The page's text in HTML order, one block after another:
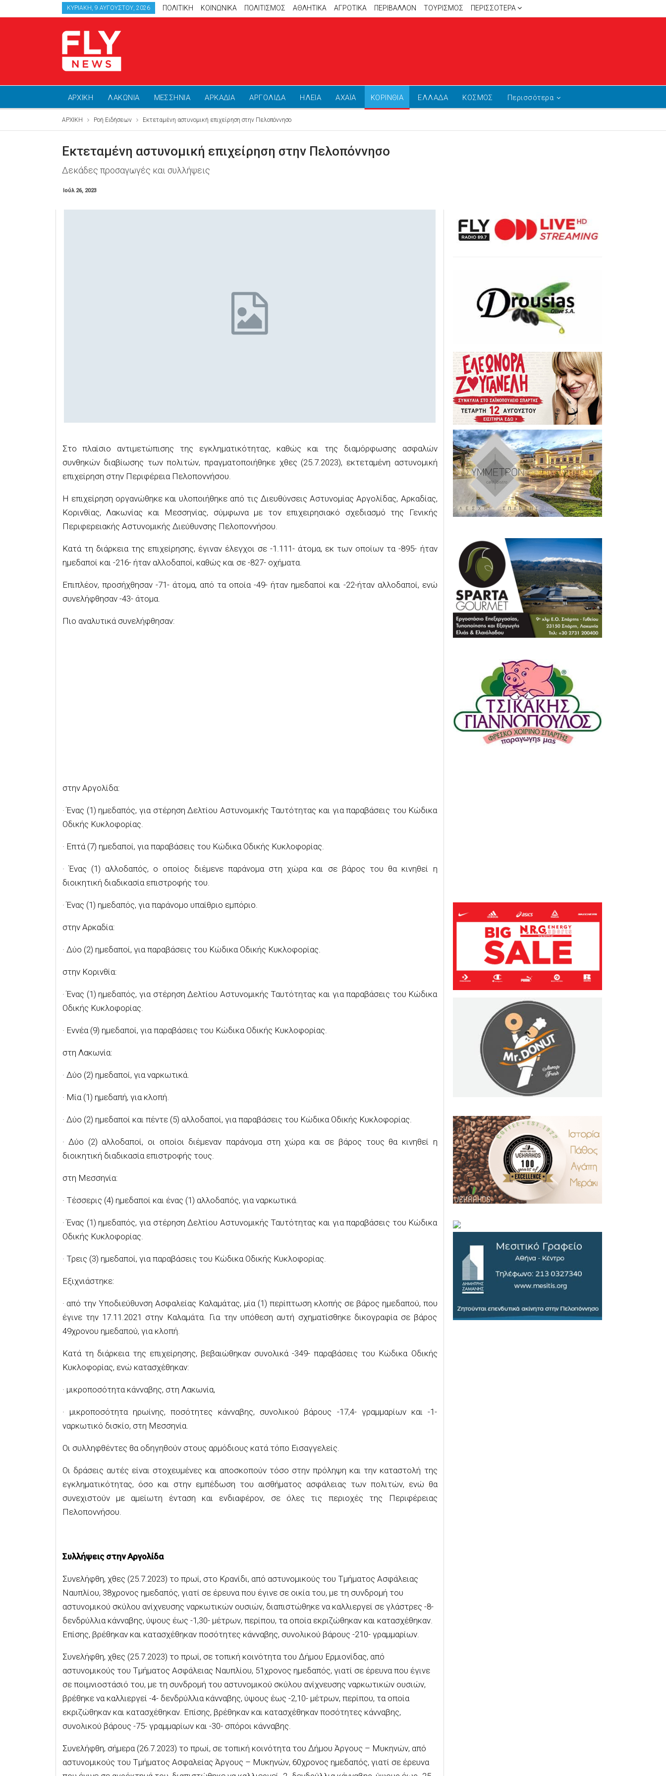
ΚΥΡΙΑΚΉ, 9 ΑΥΓΟΎΣΤΟΥ, 2026 ΠΟΛΙΤΙΚΗ ΚΟΙΝΩΝΙΚΑ ΠΟΛΙΤΙΣΜΟΣ ΑΘΛΗΤΙΚΆ ΑΓΡΟΤΙΚΑ ΠΕΡΙΒΑΛΛΟΝ ΤΟΥΡΙΣΜΟΣ ΠΕΡΙΣΣΌΤΕΡΑ
ΑΡΧΙΚΗ ΛΑΚΩΝΙΑ ΜΕΣΣΗΝΙΑ ΑΡΚΑΔΙΑ ΑΡΓΟΛΙΔΑ ΗΛΕΙΑ ΑΧΑΪΑ ΚΟΡΙΝΘΙΑ ΕΛΛΑΔΑ ΚΟΣΜΟΣ Περισσότερα
ΑΡΧΙΚΗ Ροή Ειδήσεων Εκτεταμένη αστυνομική επιχείρηση στην Πελοπόννησο
Εκτεταμένη αστυνομική επιχείρηση στην Πελοπόννησο
Δεκάδες προσαγωγές και συλλήψεις
Ιούλ 26, 2023
Στο πλαίσιο αντιμετώπισης της εγκληματικότητας, καθώς και της διαμόρφωσης ασφαλών
συνθηκών διαβίωσης των πολιτών, πραγματοποιήθηκε χθες (25.7.2023), εκτεταμένη αστυνομική
επιχείρηση στην Περιφέρεια Πελοποννήσου.
Η επιχείρηση οργανώθηκε και υλοποιήθηκε από τις Διευθύνσεις Αστυνομίας Αργολίδας, Αρκαδίας,
Κορινθίας, Λακωνίας και Μεσσηνίας, σύμφωνα με τον επιχειρησιακό σχεδιασμό της Γενικής
Περιφερειακής Αστυνομικής Διεύθυνσης Πελοποννήσου.
Κατά τη διάρκεια της επιχείρησης, έγιναν έλεγχοι σε -1.111- άτομα, εκ των οποίων τα -895- ήταν
ημεδαποί και -216- ήταν αλλοδαποί, καθώς και σε -827- οχήματα.
Επιπλέον, προσήχθησαν -71- άτομα, από τα οποία -49- ήταν ημεδαποί και -22-ήταν αλλοδαποί, ενώ
συνελήφθησαν -43- άτομα.
Πιο αναλυτικά συνελήφθησαν:
στην Αργολίδα:
· Ένας (1) ημεδαπός, για στέρηση Δελτίου Αστυνομικής Ταυτότητας και για παραβάσεις του Κώδικα
Οδικής Κυκλοφορίας.
· Επτά (7) ημεδαποί, για παραβάσεις του Κώδικα Οδικής Κυκλοφορίας.
· Ένας (1) αλλοδαπός, ο οποίος διέμενε παράνομα στη χώρα και σε βάρος του θα κινηθεί η
διοικητική διαδικασία επιστροφής του.
· Ένας (1) ημεδαπός, για παράνομο υπαίθριο εμπόριο.
στην Αρκαδία:
· Δύο (2) ημεδαποί, για παραβάσεις του Κώδικα Οδικής Κυκλοφορίας.
στην Κορινθία:
· Ένας (1) ημεδαπός, για στέρηση Δελτίου Αστυνομικής Ταυτότητας και για παραβάσεις του Κώδικα
Οδικής Κυκλοφορίας.
· Εννέα (9) ημεδαποί, για παραβάσεις του Κώδικα Οδικής Κυκλοφορίας.
στη Λακωνία:
· Δύο (2) ημεδαποί, για ναρκωτικά.
· Μία (1) ημεδαπή, για κλοπή.
· Δύο (2) ημεδαποί και πέντε (5) αλλοδαποί, για παραβάσεις του Κώδικα Οδικής Κυκλοφορίας.
· Δύο (2) αλλοδαποί, οι οποίοι διέμεναν παράνομα στη χώρα και σε βάρος τους θα κινηθεί η
διοικητική διαδικασία επιστροφής τους.
στη Μεσσηνία:
· Τέσσερις (4) ημεδαποί και ένας (1) αλλοδαπός, για ναρκωτικά.
· Ένας (1) ημεδαπός, για στέρηση Δελτίου Αστυνομικής Ταυτότητας και για παραβάσεις του Κώδικα
Οδικής Κυκλοφορίας.
· Τρεις (3) ημεδαποί, για παραβάσεις του Κώδικα Οδικής Κυκλοφορίας.
Εξιχνιάστηκε:
· από την Υποδιεύθυνση Ασφαλείας Καλαμάτας, μία (1) περίπτωση κλοπής σε βάρος ημεδαπού, που
έγινε την 17.11.2021 στην Καλαμάτα. Για την υπόθεση αυτή σχηματίσθηκε δικογραφία σε βάρος
49χρονου ημεδαπού, για κλοπή.
Κατά τη διάρκεια της επιχείρησης, βεβαιώθηκαν συνολικά -349- παραβάσεις του Κώδικα Οδικής
Κυκλοφορίας, ενώ κατασχέθηκαν:
· μικροποσότητα κάνναβης, στη Λακωνία,
· μικροποσότητα ηρωίνης, ποσότητες κάνναβης, συνολικού βάρους -17,4- γραμμαρίων και -1-
ναρκωτικό δισκίο, στη Μεσσηνία.
Οι συλληφθέντες θα οδηγηθούν στους αρμόδιους κατά τόπο Εισαγγελείς.
Οι δράσεις αυτές είναι στοχευμένες και αποσκοπούν τόσο στην πρόληψη και την καταστολή της
εγκληματικότητας, όσο και στην εμπέδωση του αισθήματος ασφάλειας των πολιτών, ενώ θα
συνεχιστούν με αμείωτη ένταση και ενδιαφέρον, σε όλες τις περιοχές της Περιφέρειας
Πελοποννήσου.
Συλλήψεις στην Αργολίδα
Συνελήφθη, χθες (25.7.2023) το πρωί, στο Κρανίδι, από αστυνομικούς του Τμήματος Ασφάλειας
Ναυπλίου, 38χρονος ημεδαπός, γιατί σε έρευνα που έγινε σε οικία του, με τη συνδρομή του
αστυνομικού σκύλου ανίχνευσης ναρκωτικών ουσιών, διαπιστώθηκε να καλλιεργεί σε γλάστρες -8-
δενδρύλλια κάνναβης, ύψους έως -1,30- μέτρων, περίπου, τα οποία εκριζώθηκαν και κατασχέθηκαν.
Επίσης, βρέθηκαν και κατασχέθηκαν ποσότητες κάνναβης, συνολικού βάρους -210- γραμμαρίων.
Συνελήφθη, χθες (25.7.2023) το πρωί, σε τοπική κοινότητα του Δήμου Ερμιονίδας, από
αστυνομικούς του Τμήματος Ασφάλειας Ναυπλίου, 51χρονος ημεδαπός, γιατί σε έρευνα που έγινε
σε ποιμνιοστάσιό του, με τη συνδρομή του αστυνομικού σκύλου ανίχνευσης ναρκωτικών ουσιών,
βρέθηκε να καλλιεργεί -4- δενδρύλλια κάνναβης, ύψους έως -2,10- μέτρων, περίπου, τα οποία
εκριζώθηκαν και κατασχέθηκαν. Επίσης, βρέθηκαν και κατασχέθηκαν ποσότητες κάνναβης,
συνολικού βάρους -75- γραμμαρίων και -30- σπόροι κάνναβης.
Συνελήφθη, σήμερα (26.7.2023) το πρωί, σε τοπική κοινότητα του Δήμου Άργους – Μυκηνών, από
αστυνομικούς του Τμήματος Ασφαλείας Άργους – Μυκηνών, 60χρονος ημεδαπός, γιατί σε έρευνα